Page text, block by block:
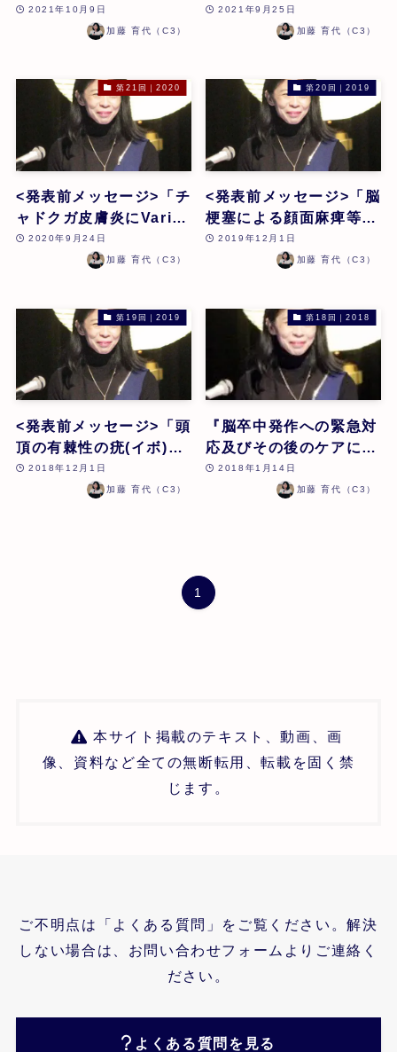
欲しい!!」というお母さ
まの声を受けて | 加藤育
2021年10月9日
加藤 育代（C3）
通になって欲しい!!」と
いうお母さまの声を受け
2021年9月25日
加藤 育代（C3）
第21回｜2020
<発表前メッセージ>「チ
ャドクガ皮膚炎にVaric.
等を用いて乗り越えたケ
ース」加藤育代
2020年9月24日
加藤 育代（C3）
第20回｜2019
<発表前メッセージ>「脳
梗塞による顔面麻痺等の
症状が改善し、以前と変
わらぬ生活へ戻れたケー
2019年12月1日
加藤 育代（C3）
第19回｜2019
<発表前メッセージ>「頭
頂の有棘性の疣(イボ)が
短期間で取れたケース」
2018年12月1日
加藤 育代（C3）
第18回｜2018
『脳卒中発作への緊急対
応及びその後のケアにつ
いて』加藤 育代
2018年1月14日
加藤 育代（C3）
1
本サイト掲載のテキスト、動画、画
像、資料など全ての無断転用、転載を固く禁
じます。
ご不明点は「よくある質問」をご覧ください。解決
しない場合は、お問い合わせフォームよりご連絡く
ださい。
よくある質問を見る